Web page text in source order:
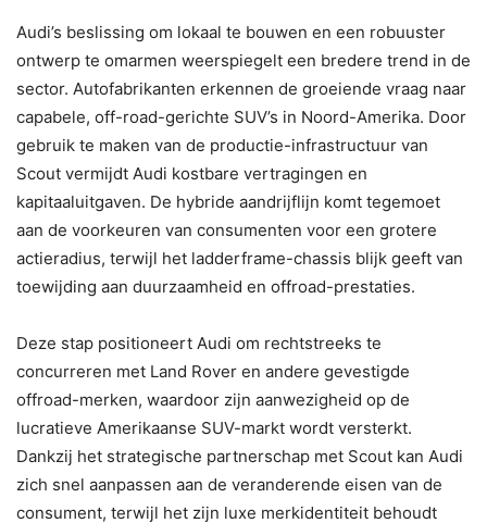
Audi’s beslissing om lokaal te bouwen en een robuuster
ontwerp te omarmen weerspiegelt een bredere trend in de
sector. Autofabrikanten erkennen de groeiende vraag naar
capabele, off-road-gerichte SUV’s in Noord-Amerika. Door
gebruik te maken van de productie-infrastructuur van
Scout vermijdt Audi kostbare vertragingen en
kapitaaluitgaven. De hybride aandrijflijn komt tegemoet
aan de voorkeuren van consumenten voor een grotere
actieradius, terwijl het ladderframe-chassis blijk geeft van
toewijding aan duurzaamheid en offroad-prestaties.
Deze stap positioneert Audi om rechtstreeks te
concurreren met Land Rover en andere gevestigde
offroad-merken, waardoor zijn aanwezigheid op de
lucratieve Amerikaanse SUV-markt wordt versterkt.
Dankzij het strategische partnerschap met Scout kan Audi
zich snel aanpassen aan de veranderende eisen van de
consument, terwijl het zijn luxe merkidentiteit behoudt